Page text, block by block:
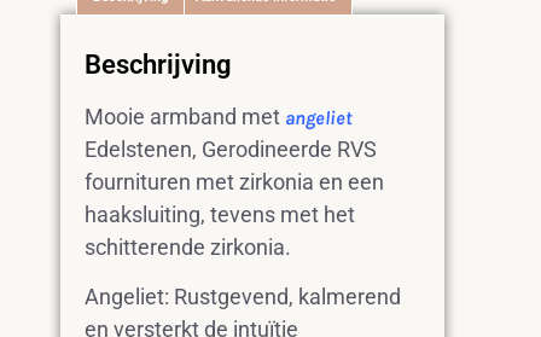
Beschrijving
Mooie armband met angeliet
Edelstenen, Gerodineerde RVS
fournituren met zirkonia en een
haaksluiting, tevens met het
schitterende zirkonia.
Angeliet: Rustgevend, kalmerend
en versterkt de intuïtie